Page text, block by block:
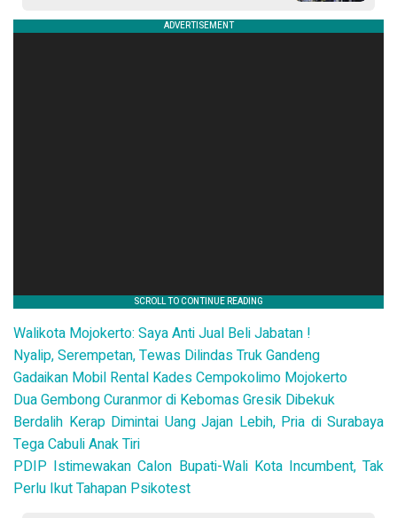
Walikota Mojokerto: Saya Anti Jual Beli Jabatan !
Nyalip, Serempetan, Tewas Dilindas Truk Gandeng
Gadaikan Mobil Rental Kades Cempokolimo Mojokerto
Dua Gembong Curanmor di Kebomas Gresik Dibekuk
Berdalih Kerap Dimintai Uang Jajan Lebih, Pria di Surabaya
Tega Cabuli Anak Tiri
PDIP Istimewakan Calon Bupati-Wali Kota Incumbent, Tak
Perlu Ikut Tahapan Psikotest